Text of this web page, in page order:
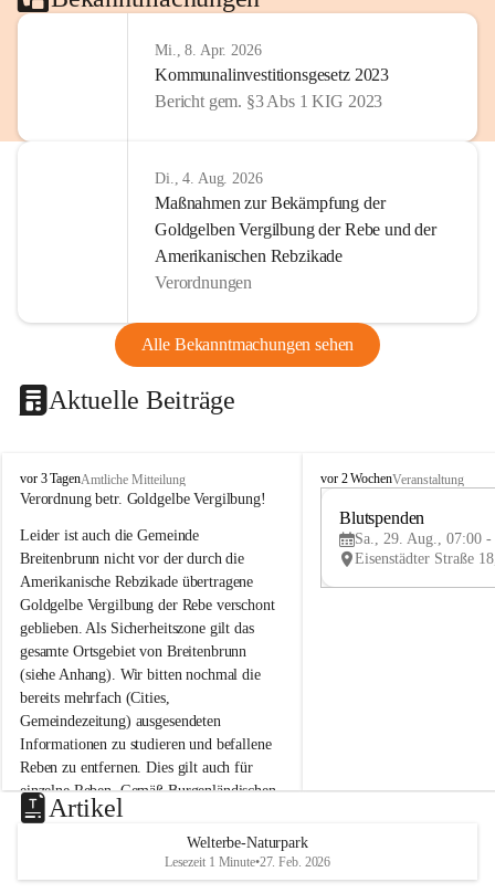
Mi., 8. Apr. 2026
Kommunalinvestitionsgesetz 2023
Bericht gem. §3 Abs 1 KIG 2023
Di., 4. Aug. 2026
Maßnahmen zur Bekämpfung der
Goldgelben Vergilbung der Rebe und der
Amerikanischen Rebzikade
Verordnungen
Alle Bekanntmachungen sehen
Aktuelle Beiträge
B
r
i
t
e
n
b
r
u
n
n
a
m
N
e
u
s
d
vor 3 TagenAmtliche Mitteilung
Verordnung betr. Goldgelbe Vergilbung!
Leider ist auch die Gemeinde
Breitenbrunn nicht vor der durch die
Amerikanische Rebzikade übertragene
Goldgelbe Vergilbung der Rebe verschont
geblieben. Als Sicherheitszone gilt das
gesamte Ortsgebiet von Breitenbrunn
(siehe Anhang). Wir bitten nochmal die
bereits mehrfach (Cities,
Gemeindezeitung) ausgesendeten
Informationen zu studieren und befallene
Reben zu entfernen. Dies gilt auch für
einzelne Reben. Gemäß Burgenländischen
Weinbaugesetz sind nicht gepflegte oder
unzulässige Weingärten zu roden! Bitte
helfen wir zusammen um unsere Winzer
vor den prognostizierten Ernteausfällen
B
e
u
e
d
vor 2 WochenVeranstaltung
Blutspenden
Sa., 29. Aug., 07:00 -
Artikel
Welterbe-Naturpark
Lesezeit 1 Minute•27. Feb. 2026